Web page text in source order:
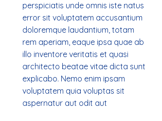
perspiciatis unde omnis iste natus
error sit voluptatem accusantium
doloremque laudantium, totam
rem aperiam, eaque ipsa quae ab
illo inventore veritatis et quasi
architecto beatae vitae dicta sunt
explicabo. Nemo enim ipsam
voluptatem quia voluptas sit
aspernatur aut odit aut